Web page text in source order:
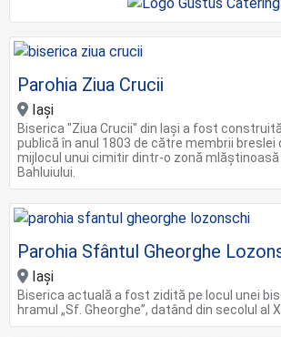
Parohia Ziua Crucii
Iași
Biserica "Ziua Crucii" din Iași a fost
publică în anul 1803 de către membrii breslei
mijlocul unui cimitir dintr-o zonă
Bahluiului.
Parohia Sfântul Gheorghe
Iași
Biserica actuală a fost zidită pe locul unei
hramul „Sf. Gheorghe”, datând din secolul al